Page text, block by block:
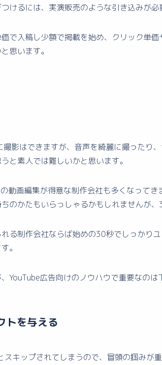
けるには、実演販売のような引き込みが必
で入稿し少額で掲載を始め、クリック単
思います。
影はできますが、音声を綺麗に撮ったり
と素人では難しいかと思います。
動画編集が得意な制作会社も多くなって
のかたもいらっしゃるかもしれませんが、
る制作会社ならば始めの30秒でしっかり
。
YouTube広告向けのノウハウで重要なのは
トを与える
キップされてしまうので、冒頭の掴みが重